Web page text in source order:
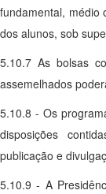
fundamental, médio
dos alunos, sob
5.10.7 As bolsas
assemelhados
5.10.8 - Os
disposições
publicação e
5.10.9 - A